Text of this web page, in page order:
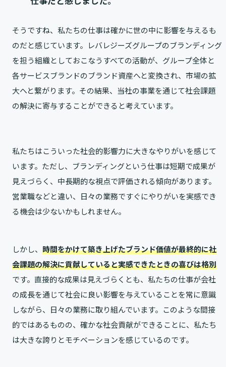
そうですね、私たちの仕事は確かに世の中に影響を与えるも
のだと感じています。レバレジーズグループのブランディング
を担う組織としておこなうすべての活動が、グループ全体と
各サービスブランドのブランド資産へと変換され、市場の拡
大へと繋がります。その結果、当社の事業を通じて社会課題
の解決に寄与することができると考えています。
私たちはこういった社会的影響力に大きなやりがいを感じて
います。ただし、ブランディングという仕事は短期で成果が
見えづらく、中長期的な視点で評価される傾向があります。
営業職などと違い、日々の業務ですぐにやりがいを実感でき
る機会は少ないかもしれません。
しかし、 時間をかけて築き上げたブランド価値が最終的に社
会課題の解決に貢献していると実感できたときの喜びは格別
です。直接的な成果は見えづらくとも、私たちの仕事が会社
の成長を通じて社会に良い影響を与えていることを常に意識
しながら、日々の業務に取り組んでいます。このような間接
的ではあるものの、確かな社会貢献ができることに、私たち
は大きな誇りとモチベーションを感じているのです。